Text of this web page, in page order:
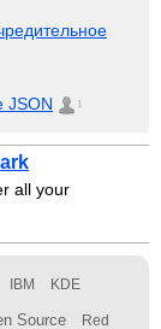
JSON 1
all your
IBM KDE
Source Red